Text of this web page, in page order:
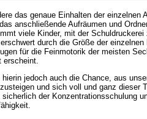
das genaue Einhalten der einzelnen
anschließende Aufräumen und
viele Kinder, mit der
durch die Größe der
für die Feinmotorik der meisten
erscheint.
hierin jedoch auch die Chance, aus
und sich voll und ganz dieser
sicherlich der Konzentrationsschulung